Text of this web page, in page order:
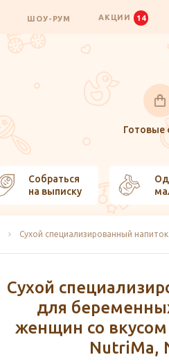
ШОУ-РУМ АКЦИИ 14
Готовые
Собраться
на выписку
Сухой
для
женщин со
NutriMa,